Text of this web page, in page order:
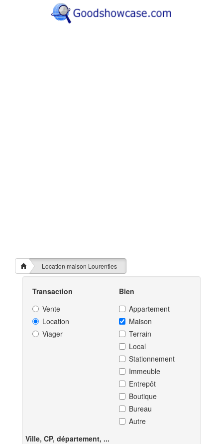
Location maison Lourenties
Transaction
Vente
Location
Viager
Bien
Appartement
Maison
Terrain
Local
Stationnement
Immeuble
Entrepôt
Boutique
Bureau
Autre
Ville, CP, département, ...